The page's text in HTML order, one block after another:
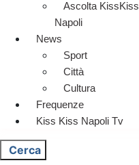
Ascolta KissKiss
Napoli
News
Sport
Città
Cultura
Frequenze
Kiss Kiss Napoli Tv
Cerca